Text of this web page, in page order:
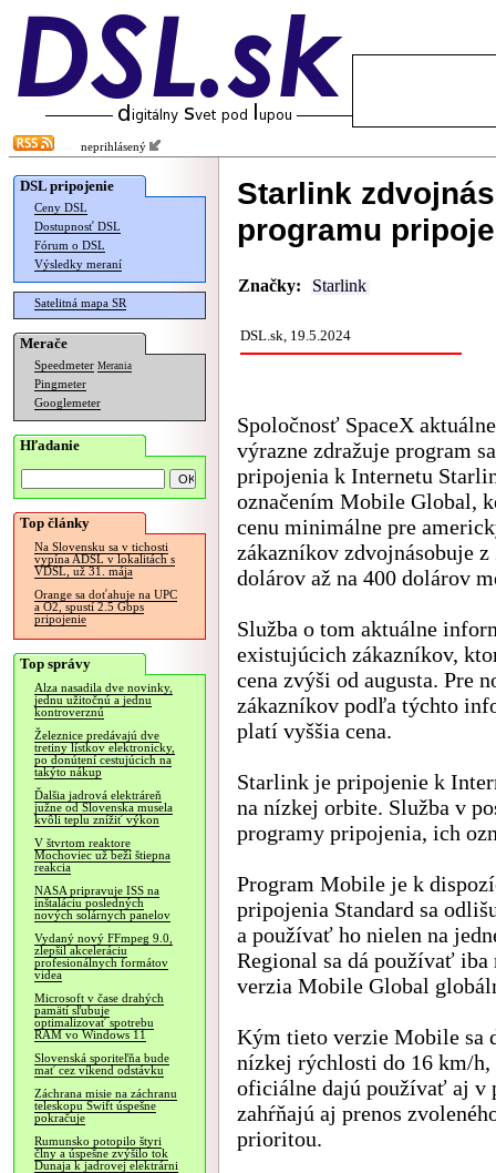
neprihlásený
DSL pripojenie
Ceny DSL
Dostupnosť DSL
Fórum o DSL
Výsledky meraní
Satelitná mapa SR
Merače
Speedmeter Merania
Pingmeter
Googlemeter
Hľadanie
Top články
Na Slovensku sa v tichosti
vypína ADSL v lokalitách s
VDSL, už 31. mája
Orange sa doťahuje na UPC
a O2, spustí 2.5 Gbps
pripojenie
Top správy
Alza nasadila dve novinky,
jednu užitočnú a jednu
kontroverznú
Železnice predávajú dve
tretiny lístkov elektronicky,
po donútení cestujúcich na
takýto nákup
Ďalšia jadrová elektráreň
južne od Slovenska musela
kvôli teplu znížiť výkon
V štvrtom reaktore
Mochoviec už beží štiepna
reakcia
NASA pripravuje ISS na
inštaláciu posledných
nových solárnych panelov
Vydaný nový FFmpeg 9.0,
zlepšil akceleráciu
profesionálnych formátov
videa
Microsoft v čase drahých
pamätí sľubuje
optimalizovať spotrebu
RAM vo Windows 11
Slovenská sporiteľňa bude
mať cez víkend odstávku
Záchrana misie na záchranu
teleskopu Swift úspešne
pokračuje
Rumunsko potopilo štyri
člny a úspešne zvýšilo tok
Dunaja k jadrovej elektrárni
Starlink
programu
Značky: Starlink
DSL.sk, 19.5.2024
Spoločnosť SpaceX
výrazne zdražuje program
pripojenia k Internetu
označením Mobile Global,
cenu minimálne pre
zákazníkov zdvojnásobuje z
dolárov až na 400 dolárov
Služba o tom aktuálne
existujúcich zákazníkov,
cena zvýši od augusta. Pre
zákazníkov podľa týchto
platí vyššia cena.
Starlink je pripojenie k
na nízkej orbite. Služba v
programy pripojenia, ich
Program Mobile je k
pripojenia Standard sa
a používať ho nielen na
Regional sa dá používať
verzia Mobile Global
Kým tieto verzie Mobile sa
nízkej rýchlosti do 16 km/
oficiálne dajú používať aj v
zahŕňajú aj prenos
prioritou.